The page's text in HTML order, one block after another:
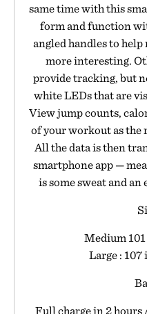
same time with this
form and function
angled handles to
more interesting.
provide tracking, but
white LEDs that are
View jump counts,
of your workout as the
All the data is then
smartphone app —
is some sweat and
Medium
Large : 107
Full charge in 2 hours